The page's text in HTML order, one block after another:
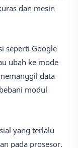
dan mesin
seperti Google
ubah ke mode
data
modul
yang terlalu
pada prosesor.